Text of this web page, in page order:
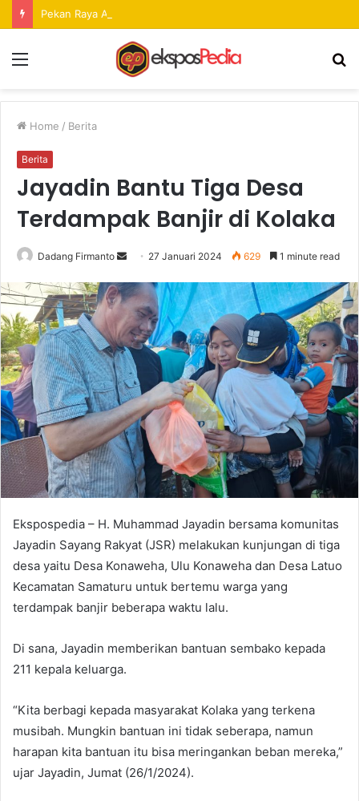
Home / Berita
Berita
Jayadin Bantu Tiga Desa
Terdampak Banjir di Kolaka
Dadang Firmanto
n
a
n
e
m
a
i
l
27 Januari 2024 629 1 minute read
Ekspospedia – H. Muhammad Jayadin bersama komunitas
Jayadin Sayang Rakyat (JSR) melakukan kunjungan di tiga
desa yaitu Desa Konaweha, Ulu Konaweha dan Desa Latuo
Kecamatan Samaturu untuk bertemu warga yang
terdampak banjir beberapa waktu lalu.
Di sana, Jayadin memberikan bantuan sembako kepada
211 kepala keluarga.
“Kita berbagi kepada masyarakat Kolaka yang terkena
musibah. Mungkin bantuan ini tidak seberapa, namun
harapan kita bantuan itu bisa meringankan beban mereka,”
ujar Jayadin, Jumat (26/1/2024).